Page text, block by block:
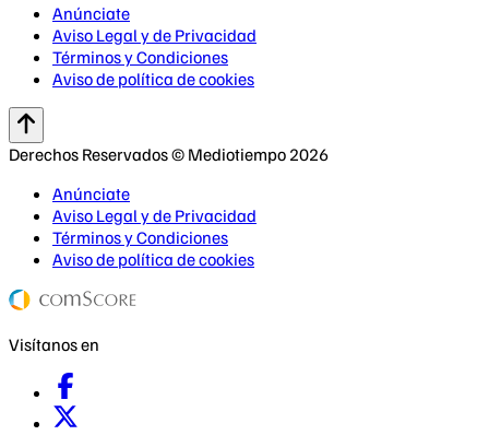
Anúnciate
Aviso Legal y de Privacidad
Términos y Condiciones
Aviso de política de cookies
Derechos Reservados © Mediotiempo 2026
Anúnciate
Aviso Legal y de Privacidad
Términos y Condiciones
Aviso de política de cookies
Visítanos en